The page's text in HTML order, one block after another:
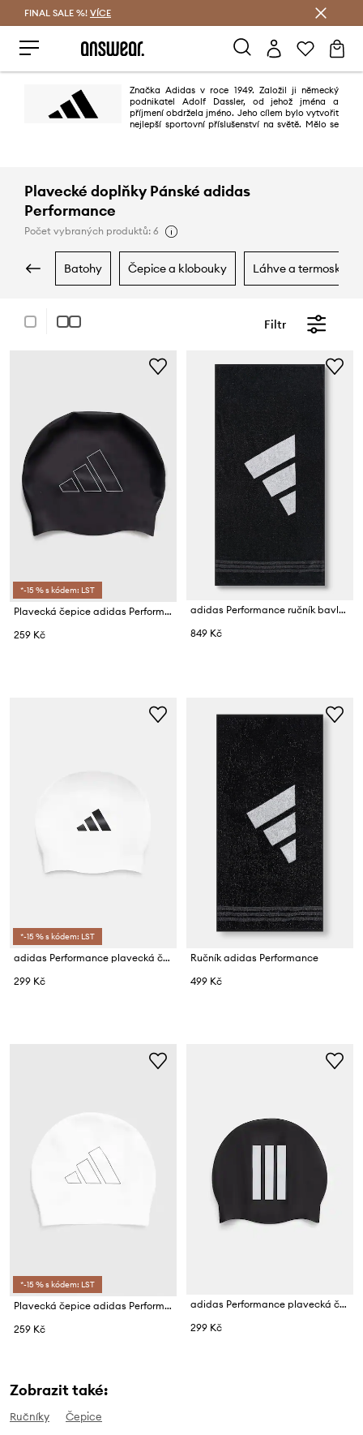
FINAL SALE %! VÍCE
Značka Adidas v roce 1949. Založil ji německý
podnikatel Adolf Dassler, od jehož jména a
příjmení obdržela jméno. Jeho cílem bylo vytvořit
nejlepší sportovní příslušenství na světě. Mělo se
Plavecké doplňky Pánské adidas
Performance
Počet vybraných produktů: 6
batohy čepice a klobouky láhve a termosky
Filtr
*-15 % s kódem: LST
Plavecká čepice adidas Performance
259 Kč
adidas Performance ručník bavlněný
849 Kč
*-15 % s kódem: LST
adidas Performance plavecká čepice
299 Kč
Ručník adidas Performance
499 Kč
*-15 % s kódem: LST
Plavecká čepice adidas Performance
259 Kč
adidas Performance plavecká čepice
299 Kč
Zobrazit také:
Ručníky Čepice